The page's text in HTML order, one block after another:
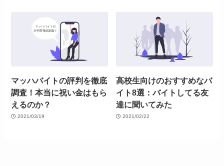
マッハバイトの評判を徹底
調査！本当に祝い金はもら
えるのか？
2021/03/19
高校生向けのおすすめなバ
イト8選：バイトしてる友
達に聞いてみた
2021/02/22